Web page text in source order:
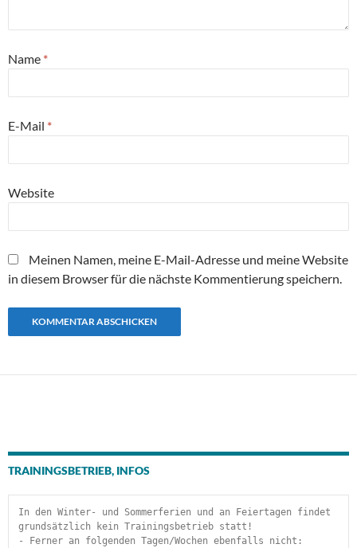
Name *
E-Mail *
Website
Meinen Namen, meine E-Mail-Adresse und meine Website
in diesem Browser für die nächste Kommentierung speichern.
TRAININGSBETRIEB, INFOS
In den Winter- und Sommerferien und an Feiertagen findet
grundsätzlich kein Trainingsbetrieb statt!
- Ferner an folgenden Tagen/Wochen ebenfalls nicht: